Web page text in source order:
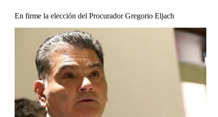
En firme la elección del Procurador Gregorio Eljach